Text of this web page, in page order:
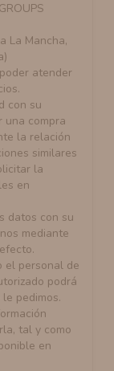
La Mancha,
atender
con su
una compra
la relación
similares
la
en
datos con su
mediante
el personal de
podrá
pedimos.
tal y como
en